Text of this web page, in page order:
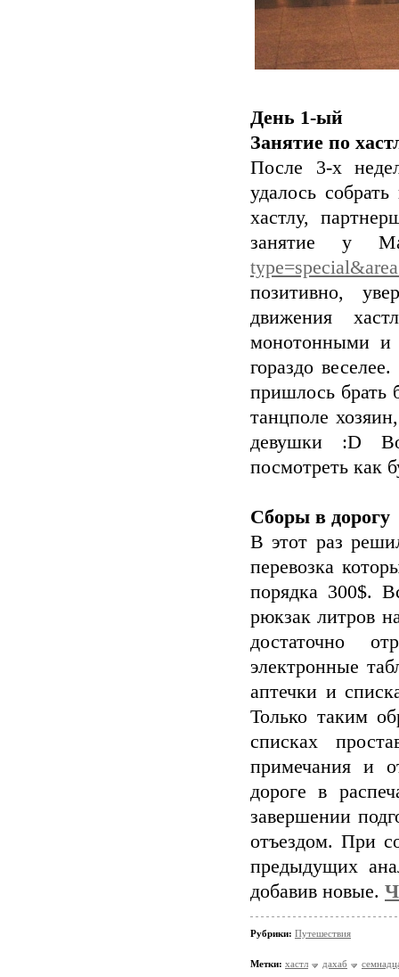
День 1-ый
Занятие по
После 3-х
удалось
хастлу,
занятие у
позитивно,
движения
монотонными и
гораздо
пришлось брать
танцполе
девушки :D
посмотреть как
Сборы в дорогу
В этот раз
перевозка
порядка 300$.
рюкзак литров
достаточно
электронные
аптечки и
Только таким
списках
примечания и
дороге в
завершении
отъездом. При
предыдущих
добавив новые.
Рубрики: Путешествия
Метки: хастл дахаб